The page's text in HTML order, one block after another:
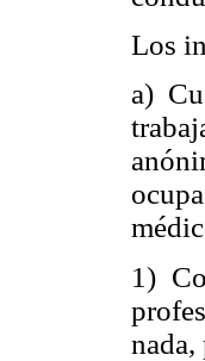
Los
a)
1)
nada,